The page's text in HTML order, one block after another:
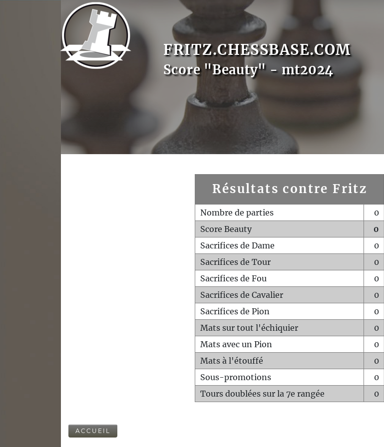
FRITZ.CHESSBASE.COM
Score "Beauty" - mt2024
Résultats contre Fritz
Nombre de parties
0
Score Beauty
0
Sacrifices de Dame
0
Sacrifices de Tour
0
Sacrifices de Fou
0
Sacrifices de Cavalier
0
Sacrifices de Pion
0
Mats sur tout l'échiquier
0
Mats avec un Pion
0
Mats à l'étouffé
0
Sous-promotions
0
Tours doublées sur la 7e rangée
0
ACCUEIL